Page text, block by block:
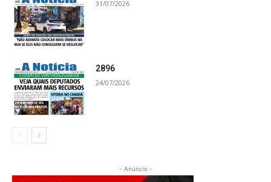
31/07/2026
2896
24/07/2026
- Anúncio -